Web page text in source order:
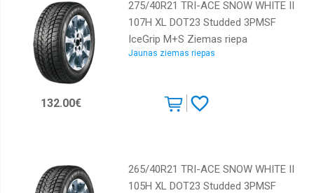
Continental
Cooper
Diamondback
Doublestar
Dunlop
Radial
275/40R21 TRI-ACE SNOW WHITE II
107H XL DOT23 Studded 3PMSF
IceGrip M+S Ziemas riepa
Jaunas ziemas riepas
132.00€
265/40R21 TRI-ACE SNOW WHITE II
105H XL DOT23 Studded 3PMSF